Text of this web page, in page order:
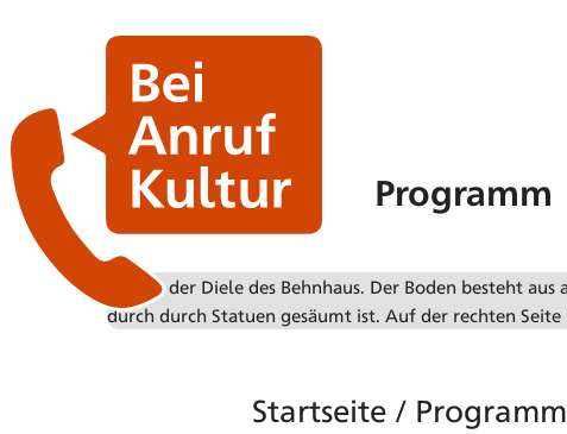
Programm
Startseite / Programm